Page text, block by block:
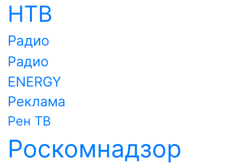
НТВ
Радио
Радио
ENERGY
Реклама
Рен ТВ
Роскомнадзор